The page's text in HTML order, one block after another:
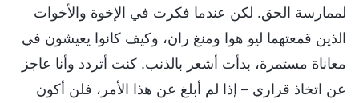
لممارسة الحق. لكن عندما فكرت في الإخوة والأخوات
الذين قمعتهما ليو هوا ومنغ ران، وكيف كانوا يعيشون في
معاناة مستمرة، بدأت أشعر بالذنب. كنت أتردد وأنا عاجز
عن اتخاذ قراري – إذا لم أبلغ عن هذا الأمر، فلن أكون